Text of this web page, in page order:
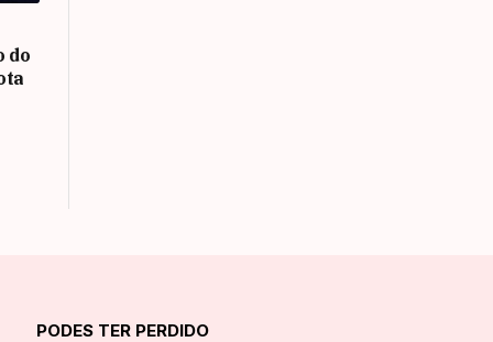
do
PODES TER PERDIDO